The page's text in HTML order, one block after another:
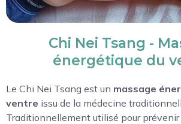
Chi Nei Tsang -
énergétique du
Le Chi Nei Tsang est un massage
ventre issu de la médecine
Traditionnellement utilisé pour prévenir